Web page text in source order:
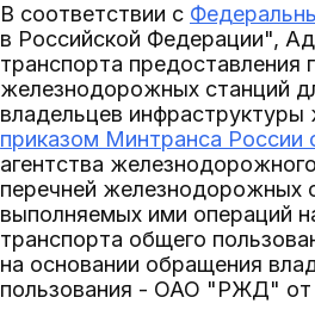
В соответствии с
в Российской Федерации",
транспорта предоставления
железнодорожных станций
владельцев
приказом Минтранса России
агентства
перечней железнодорожных
выполняемых ими операций
транспорта общего
на основании обращения
пользования - ОАО "РЖД" от